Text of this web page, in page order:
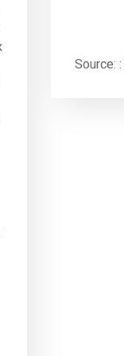
Source: :